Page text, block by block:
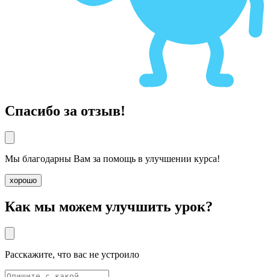
Спасибо за отзыв!
Мы благодарны Вам за помощь в улучшении курса!
хорошо
Как мы можем улучшить урок?
Расскажите, что вас не устроило